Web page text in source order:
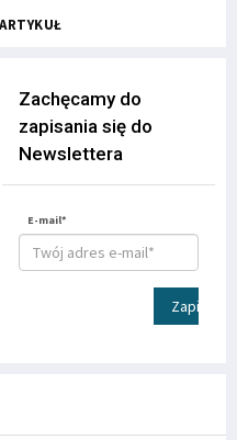
Zachęcamy do
zapisania się do
Newslettera
E-mail*
Zapisz